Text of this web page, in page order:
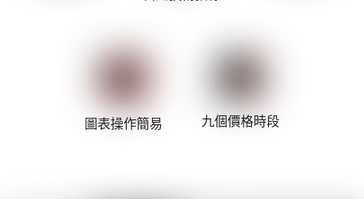
圖表操作簡易 九個價格時段